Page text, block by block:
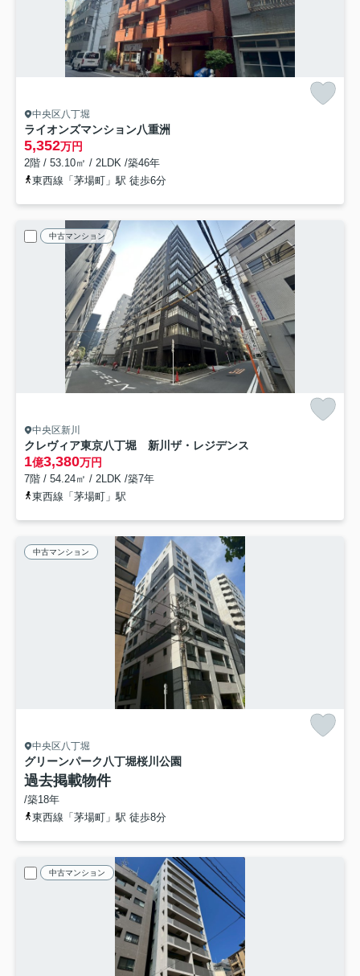
中央区八丁堀
ライオンズマンション八重洲
5,352万円
2階 / 53.10㎡ / 2LDK /築46年
東西線「茅場町」駅 徒歩6分
中古マンション
中央区新川
クレヴィア東京八丁堀 新川ザ・レジデンス
1億3,380万円
7階 / 54.24㎡ / 2LDK /築7年
東西線「茅場町」駅
中古マンション
中央区八丁堀
グリーンパーク八丁堀桜川公園
過去掲載物件
/築18年
東西線「茅場町」駅 徒歩8分
中古マンション